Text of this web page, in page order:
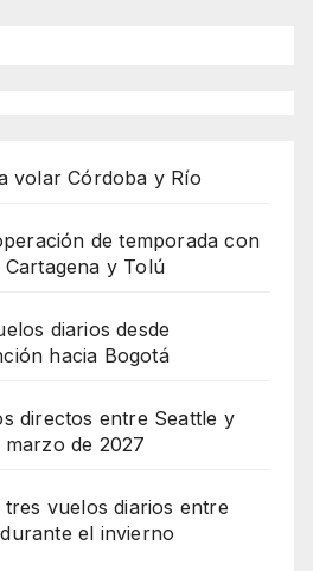
volar Córdoba y Río
de temporada con
y Tolú
diarios desde
hacia Bogotá
directos entre Seattle y
de 2027
vuelos diarios entre
el invierno